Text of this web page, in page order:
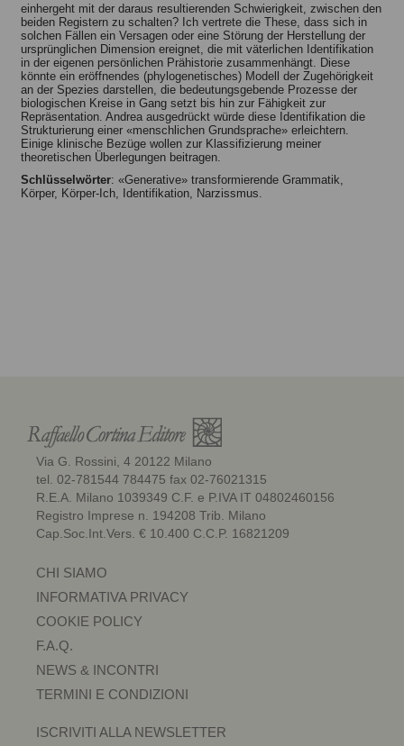
einhergeht mit der daraus resultierenden Schwierigkeit, zwischen den
beiden Registern zu schalten? Ich vertrete die These, dass sich in
solchen Fällen ein Versagen oder eine Störung der Herstellung der
ursprünglichen Dimension ereignet, die mit väterlichen Identifikation
in der eigenen persönlichen Prähistorie zusammenhängt. Diese
könnte ein eröffnendes (phylogenetisches) Modell der Zugehörigkeit
an der Spezies darstellen, die bedeutungsgebende Prozesse der
biologischen Kreise in Gang setzt bis hin zur Fähigkeit zur
Repräsentation. Andrea ausgedrückt würde diese Identifikation die
Strukturierung einer «menschlichen Grundsprache» erleichtern.
Einige klinische Bezüge wollen zur Klassifizierung meiner
theoretischen Überlegungen beitragen.
Schlüsselwörter: «Generative» transformierende Grammatik,
Körper, Körper-Ich, Identifikation, Narzissmus.
Via G. Rossini, 4 20122 Milano
tel. 02-781544 784475 fax 02-76021315
R.E.A. Milano 1039349 C.F. e P.IVA IT 04802460156
Registro Imprese n. 194208 Trib. Milano
Cap.Soc.Int.Vers. € 10.400 C.C.P. 16821209
CHI SIAMO
INFORMATIVA PRIVACY
COOKIE POLICY
F.A.Q.
NEWS & INCONTRI
TERMINI E CONDIZIONI
ISCRIVITI ALLA NEWSLETTER